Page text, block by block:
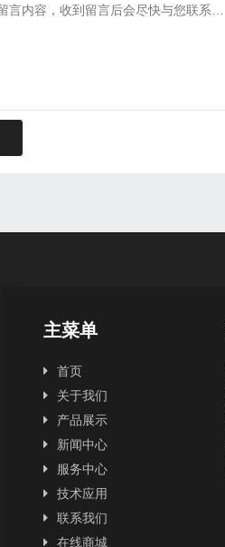
主菜单
首页
关于我们
产品展示
新闻中心
服务中心
技术应用
联系我们
在线商城